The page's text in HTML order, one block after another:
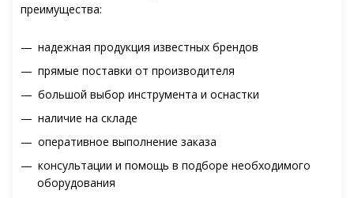
преимущества:
надежная продукция известных брендов
прямые поставки от производителя
большой выбор инструмента и оснастки
наличие на складе
оперативное выполнение заказа
консультации и помощь в подборе необходимого
оборудования